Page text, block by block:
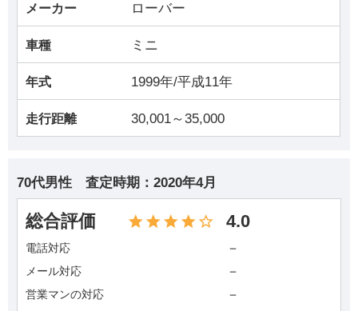
メーカー ローバー
車種 ミニ
年式 1999年/平成11年
走行距離 30,001～35,000
70代男性 査定時期： 2020年4月
総合評価 4.0
電話対応 －
メール対応 －
営業マンの対応 －